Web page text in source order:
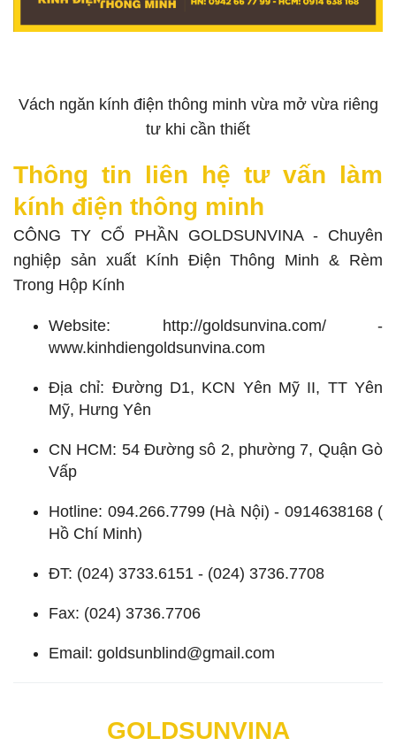
Vách ngăn kính điện thông minh vừa mở vừa riêng
tư khi cần thiết
Thông tin liên hệ tư vấn làm
kính điện thông minh
CÔNG TY CỔ PHẦN GOLDSUNVINA - Chuyên
nghiệp sản xuất Kính Điện Thông Minh & Rèm
Trong Hộp Kính
Website: http://goldsunvina.com/ -
www.kinhdiengoldsunvina.com
Địa chỉ: Đường D1, KCN Yên Mỹ II, TT Yên
Mỹ, Hưng Yên
CN HCM: 54 Đường sô 2, phường 7, Quận Gò
Vấp
Hotline: 094.266.7799 (Hà Nội) - 0914638168 (
Hồ Chí Minh)
ĐT: (024) 3733.6151 - (024) 3736.7708
Fax: (024) 3736.7706
Email: goldsunblind@gmail.com
GOLDSUNVINA